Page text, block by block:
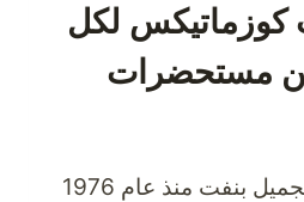
كوزماتيكس لكل
من مستحضرات
تقدم مستحضرات تجميل بنفت منذ عام 1976